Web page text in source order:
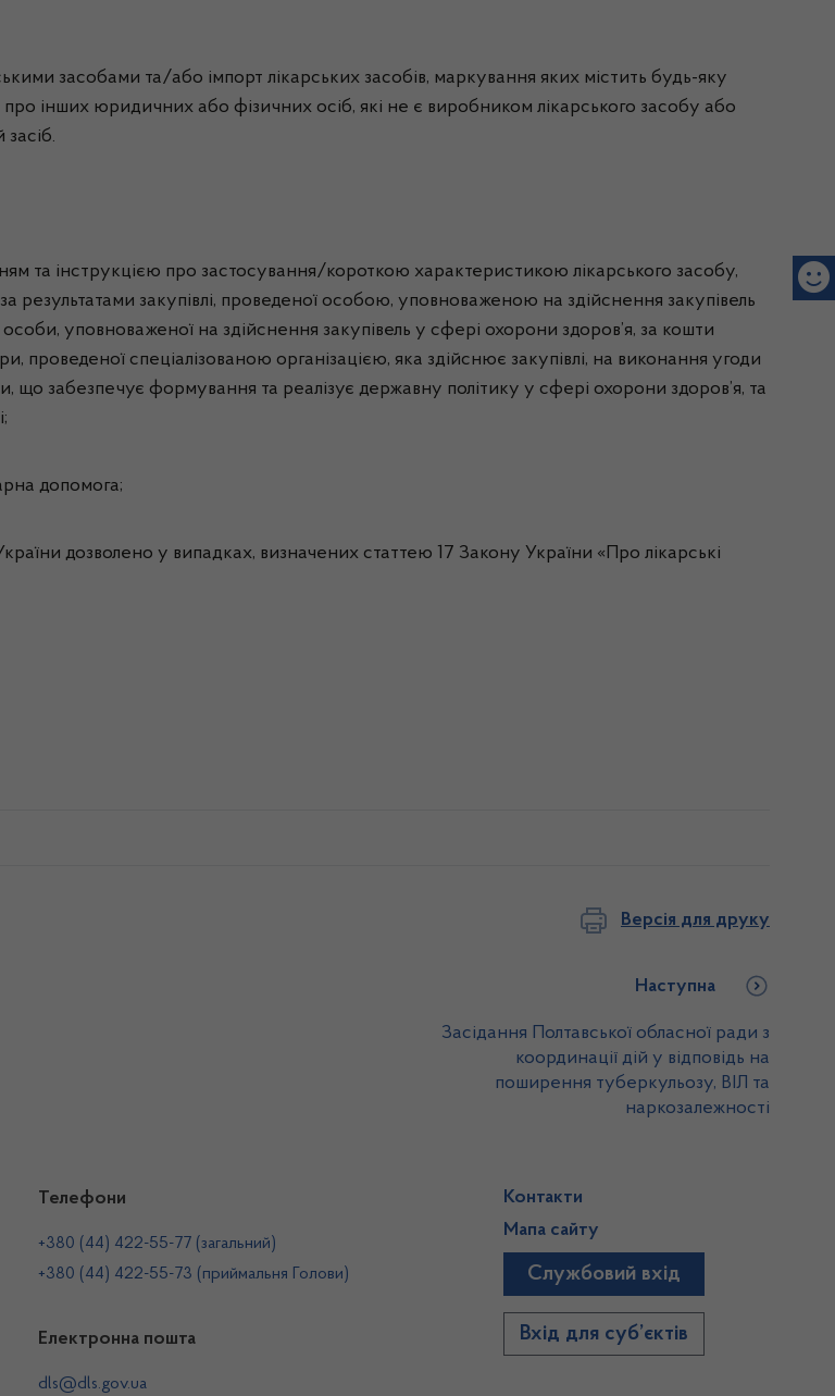
засобами та/або імпорт лікарських засобів, маркування яких містить будь-яку
інших юридичних або фізичних осіб, які не є виробником лікарського засобу або
та інструкцією про застосування/короткою характеристикою лікарського засобу,
закупівлі, проведеної особою, уповноваженою на здійснення закупівель
уповноваженої на здійснення закупівель у сфері охорони здоров’я, за кошти
проведеної спеціалізованою організацією, яка здійснює закупівлі, на виконання угоди
що забезпечує формування та реалізує державну політику у сфері охорони здоров’я, та
допомога;
дозволено у випадках, визначених статтею 17 Закону України «Про лікарські
Версія для друку
Наступна
Засідання Полтавської обласної ради з
координації дій у відповідь на
поширення туберкульозу, ВІЛ та
наркозалежності
Телефони
+380 (44) 422-55-77 (загальний)
+380 (44) 422-55-73 (приймальня Голови)
Електронна пошта
dls@dls.gov.ua
Контакти
Мапа сайту
Службовий вхід
Вхід для суб’єктів